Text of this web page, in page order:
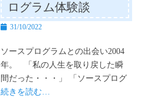
ログラム体験談
投
日
31/10/2022
ソースプログラムとの出会い2004
年。 「私の人生を取り戻した瞬
間だった・・・」 「ソースプログ
続きを読む…